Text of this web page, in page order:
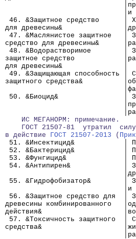
│и
46. &Защитное средство      │
для древесины&
47. &Маслянистое защитное   │
средство для древесины&
48. &Водорастворимое        │
защитное средство
для древесины&               │
49. &Защищающая способность │
защитного средства&
50. &Биоцид&                │
    ИС МЕГАНОРМ: примечание.
ГОСТ 21507-81  утратил
в действие
ГОСТ 21507-2013 (
51. &Инсектицид&            │
52. &Бактерицид&            │
53. &Фунгицид&              │ По
54. &Антипирен&             │
55. &Гидрофобизатор&        │
│и
56. &Защитное средство для  │
древесины комбинированного
действия&
57. &Токсичность защитного  │
средства&